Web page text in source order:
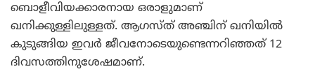
ബൊളീവിയക്കാരനായ ഒരാളുമാണ്
ഖനിക്കുള്ളിലുള്ളത്. ആഗസ്ത് അഞ്ചിന് ഖനിയില്‍
കുടുങ്ങിയ ഇവര്‍ ജീവനോടെയുണ്ടെന്നറിഞ്ഞത് 12
ദിവസത്തിനുശേഷമാണ്.